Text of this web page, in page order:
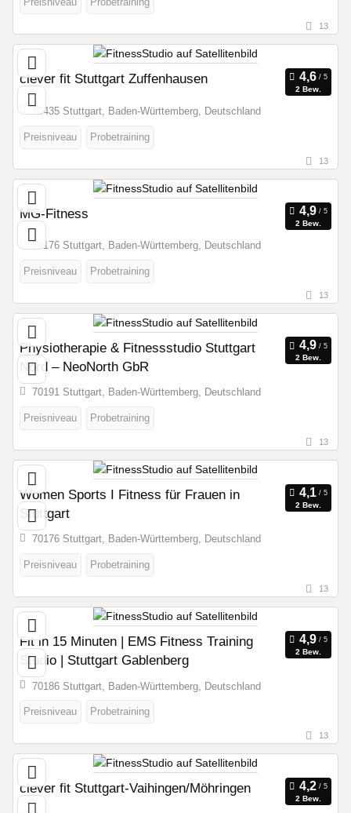
13
clever fit Stuttgart Zuffenhausen
2 Bew.
70435 Stuttgart, Baden-Württemberg, Deutschland
Preisniveau Probetraining
13
MG-Fitness
2 Bew.
70176 Stuttgart, Baden-Württemberg, Deutschland
Preisniveau Probetraining
13
Physiotherapie & Fitnessstudio Stuttgart
Nord – NeoNorth GbR
2 Bew.
70191 Stuttgart, Baden-Württemberg, Deutschland
Preisniveau Probetraining
13
Women Sports I Fitness für Frauen in
Stuttgart
2 Bew.
70176 Stuttgart, Baden-Württemberg, Deutschland
Preisniveau Probetraining
13
Fit in 15 Minuten | EMS Fitness Training
Studio | Stuttgart Gablenberg
2 Bew.
70186 Stuttgart, Baden-Württemberg, Deutschland
Preisniveau Probetraining
13
clever fit Stuttgart-Vaihingen/Möhringen
2 Bew.